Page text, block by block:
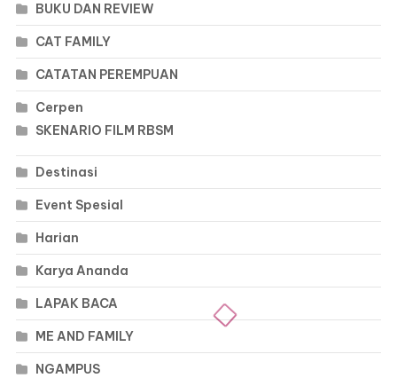
BUKU DAN REVIEW
CAT FAMILY
CATATAN PEREMPUAN
Cerpen
SKENARIO FILM RBSM
Destinasi
Event Spesial
Harian
Karya Ananda
LAPAK BACA
ME AND FAMILY
NGAMPUS